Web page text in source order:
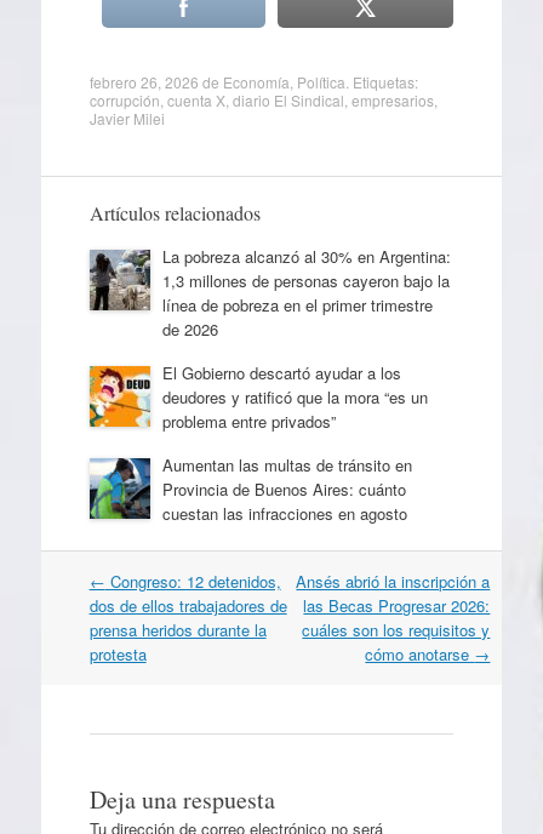
febrero 26, 2026 de Economía Política . Etiquetas:
corrupción cuenta X, diario El Sindical empresarios,
Javier Milei
Artículos relacionados
La pobreza alcanzó al 30% en Argentina:
1,3 millones de personas cayeron bajo la
línea de pobreza en el primer trimestre
de 2026
El Gobierno descartó ayudar a los
deudores y ratificó que la mora “es un
problema entre privados”
Aumentan las multas de tránsito en
Provincia de Buenos Aires: cuánto
cuestan las infracciones en agosto
Navegación
por
artículos
← Congreso: 12 detenidos,
dos de ellos trabajadores de
prensa heridos durante la
protesta
Ansés abrió la inscripción a
las Becas Progresar 2026:
cuáles son los requisitos y
cómo anotarse →
Deja una respuesta
Tu dirección de correo electrónico no será